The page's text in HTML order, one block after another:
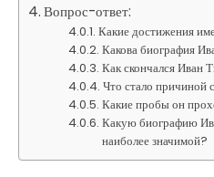
Вопрос-ответ:
Какие достижения
Какова биография
Как скончался Иван
Что стало причиной
Какие пробы он
Какую биографию
наиболее значимой?